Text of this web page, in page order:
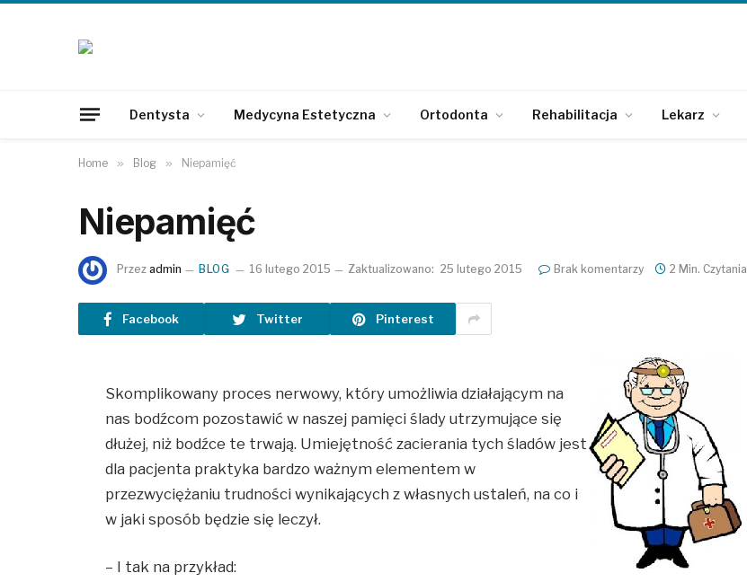
Dentysta Medycyna Estetyczna Ortodonta Rehabilitacja Lekarz
Home » Blog » Niepamięć
Niepamięć
Przez admin BLOG 16 lutego 2015 Zaktualizowano: 25 lutego 2015 Brak komentarzy 2 Min. Czytania
Facebook Twitter Pinterest
Skomplikowany proces nerwowy, który umożliwia działającym na
nas bodźcom pozostawić w naszej pamięci ślady utrzymujące się
dłużej, niż bodźce te trwają. Umiejętność zacierania tych śladów jest
dla pacjenta praktyka bardzo ważnym elementem w
przezwyciężaniu trudności wynikających z własnych ustaleń, na co i
w jaki sposób będzie się leczył.
– I tak na przykład: